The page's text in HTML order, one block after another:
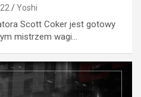
Yoshi
Scott Coker jest gotowy
mistrzem wagi…